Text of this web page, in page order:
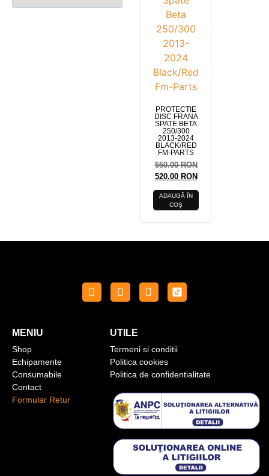
PROTECTIE
DISC FRANA
SPATE BETA
250/300
2013-2024
BLACK/RED
FM-PARTS
550.00RON
520.00 RON
ADAUGĂ ÎN
COȘ
MENIU
Shop
Echipamente
Consumabile
Contact
Formular Retur
UTILE
Termeni si conditii
Politica cookies
Politica de confidentialitate